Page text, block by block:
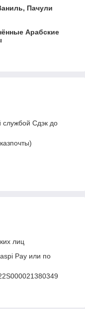
Пачули
Арабские
службой Сдэк до
лиц
Pay или по